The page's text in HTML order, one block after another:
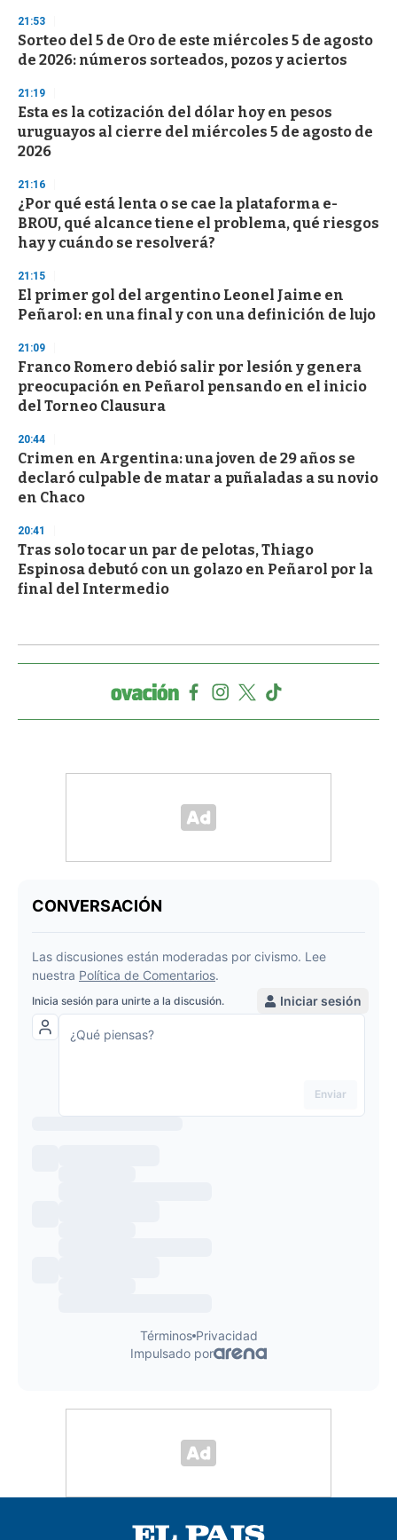
s
e
c
o
d
s
21:53
Sorteo del 5 de Oro de este miércoles 5 de agosto
de 2026: números sorteados, pozos y aciertos
21:19
Esta es la cotización del dólar hoy en pesos
uruguayos al cierre del miércoles 5 de agosto de
2026
21:16
¿Por qué está lenta o se cae la plataforma e-
BROU, qué alcance tiene el problema, qué riesgos
hay y cuándo se resolverá?
21:15
El primer gol del argentino Leonel Jaime en
Peñarol: en una final y con una definición de lujo
21:09
Franco Romero debió salir por lesión y genera
preocupación en Peñarol pensando en el inicio
del Torneo Clausura
20:44
Crimen en Argentina: una joven de 29 años se
declaró culpable de matar a puñaladas a su novio
en Chaco
20:41
Tras solo tocar un par de pelotas, Thiago
Espinosa debutó con un golazo en Peñarol por la
final del Intermedio